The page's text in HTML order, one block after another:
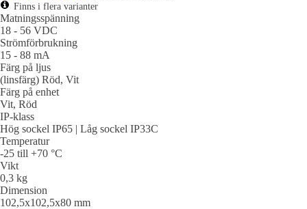
Finns i flera varianter
Matningsspänning
18 - 56 VDC
Strömförbrukning
15 - 88 mA
Färg på ljus
(linsfärg) Röd, Vit
Färg på enhet
Vit, Röd
IP-klass
Hög sockel IP65 | Låg sockel IP33C
Temperatur
-25 till +70 °C
Vikt
0,3 kg
Dimension
102,5x102,5x80 mm